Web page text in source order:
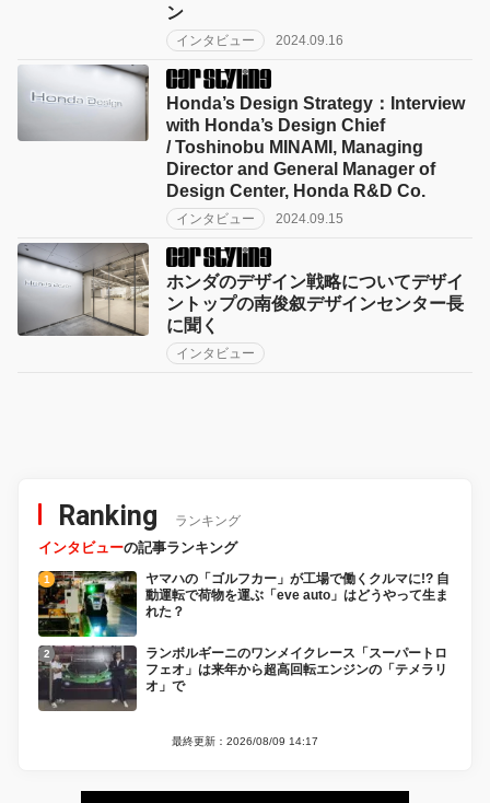
ン
インタビュー 2024.09.16
Honda’s Design Strategy：Interview
with Honda’s Design Chief
/ Toshinobu MINAMI, Managing
Director and General Manager of
Design Center, Honda R&D Co.
インタビュー 2024.09.15
ホンダのデザイン戦略についてデザイ
ントップの南俊叙デザインセンター長
に聞く
インタビュー
Ranking ランキング
インタビューの記事ランキング
ヤマハの「ゴルフカー」が工場で働くクルマに!? 自
動運転で荷物を運ぶ「eve auto」はどうやって生ま
れた？
ランボルギーニのワンメイクレース「スーパートロ
フェオ」は来年から超高回転エンジンの「テメラリ
オ」で
最終更新：2026/08/09 14:17